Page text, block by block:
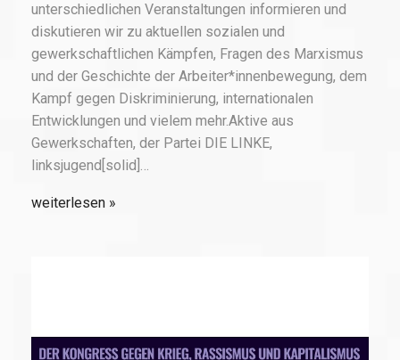
unterschiedlichen Veranstaltungen informieren und
diskutieren wir zu aktuellen sozialen und
gewerkschaftlichen Kämpfen, Fragen des Marxismus
und der Geschichte der Arbeiter*innenbewegung, dem
Kampf gegen Diskriminierung, internationalen
Entwicklungen und vielem mehr.Aktive aus
Gewerkschaften, der Partei DIE LINKE,
linksjugend[solid]…
weiterlesen